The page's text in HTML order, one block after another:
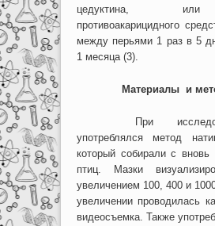
цедуктина,
противоакарицидного
между перьями 1 раз в 5
1 месяца (3).
Материалы и
При
употреблялся метод
который собирали с вновь
птиц. Мазки
увеличением 100, 400 и
увеличении проводилась
видеосъемка. Также